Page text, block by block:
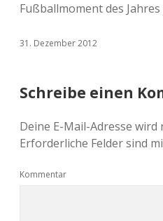
Fußballmoment des
31. Dezember 2012
Schreibe einen
Deine E-Mail-Adresse
Erforderliche Felder sind
Kommentar